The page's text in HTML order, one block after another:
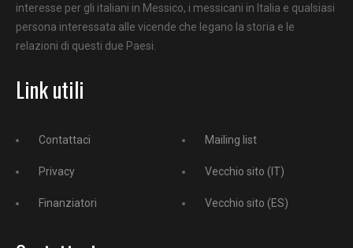
interesse per gli italiani in Messico, i messicani in Italia e qualsiasi
persona interessata alle vicende che legano la storia e le
relazioni di questi due Paesi.
Link utili
Contattaci
Privacy
Finanziatori
Mailing list
Vecchio sito (IT)
Vecchio sito (ES)